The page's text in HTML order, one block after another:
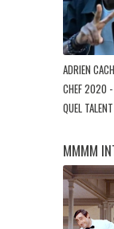
ADRIEN
CHEF 2020 -
QUEL
MMMM